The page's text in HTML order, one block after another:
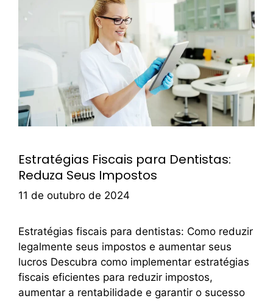
Estratégias Fiscais para Dentistas:
Reduza Seus Impostos
11 de outubro de 2024
Estratégias fiscais para dentistas: Como reduzir
legalmente seus impostos e aumentar seus
lucros Descubra como implementar estratégias
fiscais eficientes para reduzir impostos,
aumentar a rentabilidade e garantir o sucesso